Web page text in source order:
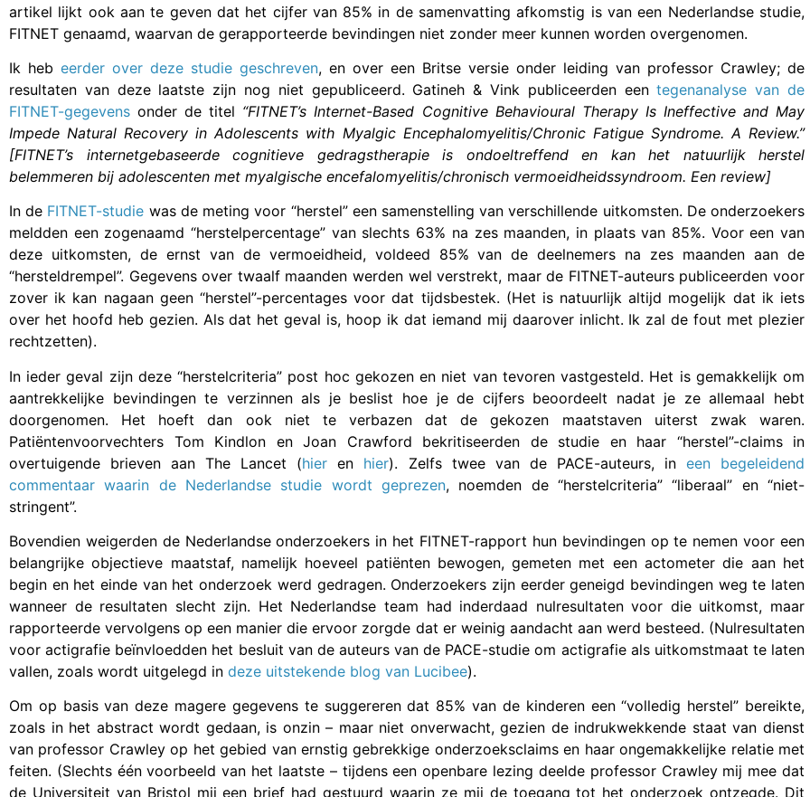
artikel lijkt ook aan te geven dat het cijfer van 85% in de samenvatting afkomstig is van een Nederlandse studie,
FITNET genaamd, waarvan de gerapporteerde bevindingen niet zonder meer kunnen worden overgenomen.
Ik heb eerder over deze studie geschreven, en over een Britse versie onder leiding van professor Crawley; de
resultaten van deze laatste zijn nog niet gepubliceerd. Gatineh & Vink publiceerden eentegenanalyse van de
FITNET-gegevens onder de titel “FITNET’s Internet-Based Cognitive Behavioural Therapy Is Ineffective and May
Impede Natural Recovery in Adolescents with Myalgic Encephalomyelitis/Chronic Fatigue Syndrome. A Review.”
[FITNET’s internetgebaseerde cognitieve gedragstherapie is ondoeltreffend en kan het natuurlijk herstel
belemmeren bij adolescenten met myalgische encefalomyelitis/chronisch vermoeidheidssyndroom. Een review]
In de FITNET-studie was de meting voor “herstel” een samenstelling van verschillende uitkomsten. De onderzoekers
meldden een zogenaamd “herstelpercentage” van slechts 63% na zes maanden, in plaats van 85%. Voor een van
deze uitkomsten, de ernst van de vermoeidheid, voldeed 85% van de deelnemers na zes maanden aan de
“hersteldrempel”. Gegevens over twaalf maanden werden wel verstrekt, maar de FITNET-auteurs publiceerden voor
zover ik kan nagaan geen “herstel”-percentages voor dat tijdsbestek. (Het is natuurlijk altijd mogelijk dat ik iets
over het hoofd heb gezien. Als dat het geval is, hoop ik dat iemand mij daarover inlicht. Ik zal de fout met plezier
rechtzetten).
In ieder geval zijn deze “herstelcriteria” post hoc gekozen en niet van tevoren vastgesteld. Het is gemakkelijk om
aantrekkelijke bevindingen te verzinnen als je beslist hoe je de cijfers beoordeelt nadat je ze allemaal hebt
doorgenomen. Het hoeft dan ook niet te verbazen dat de gekozen maatstaven uiterst zwak waren.
Patiëntenvoorvechters Tom Kindlon en Joan Crawford bekritiseerden de studie en haar “herstel”-claims in
overtuigende brieven aan The Lancet (hier en hier). Zelfs twee van de PACE-auteurs, in een begeleidend
commentaar waarin de Nederlandse studie wordt geprezen, noemden de “herstelcriteria” “liberaal” en “niet-
stringent”.
Bovendien weigerden de Nederlandse onderzoekers in het FITNET-rapport hun bevindingen op te nemen voor een
belangrijke objectieve maatstaf, namelijk hoeveel patiënten bewogen, gemeten met een actometer die aan het
begin en het einde van het onderzoek werd gedragen. Onderzoekers zijn eerder geneigd bevindingen weg te laten
wanneer de resultaten slecht zijn. Het Nederlandse team had inderdaad nulresultaten voor die uitkomst, maar
rapporteerde vervolgens op een manier die ervoor zorgde dat er weinig aandacht aan werd besteed. (Nulresultaten
voor actigrafie beïnvloedden het besluit van de auteurs van de PACE-studie om actigrafie als uitkomstmaat te laten
vallen, zoals wordt uitgelegd in deze uitstekende blog van Lucibee).
Om op basis van deze magere gegevens te suggereren dat 85% van de kinderen een “volledig herstel” bereikte,
zoals in het abstract wordt gedaan, is onzin – maar niet onverwacht, gezien de indrukwekkende staat van dienst
van professor Crawley op het gebied van ernstig gebrekkige onderzoeksclaims en haar ongemakkelijke relatie met
feiten. (Slechts één voorbeeld van het laatste – tijdens een openbare lezing deelde professor Crawley mij mee dat
de Universiteit van Bristol mij een brief had gestuurd waarin ze mij de toegang tot het onderzoek ontzegde. Dit